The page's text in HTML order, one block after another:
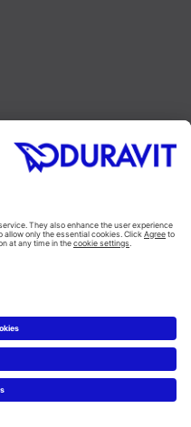
Blog
Linked In